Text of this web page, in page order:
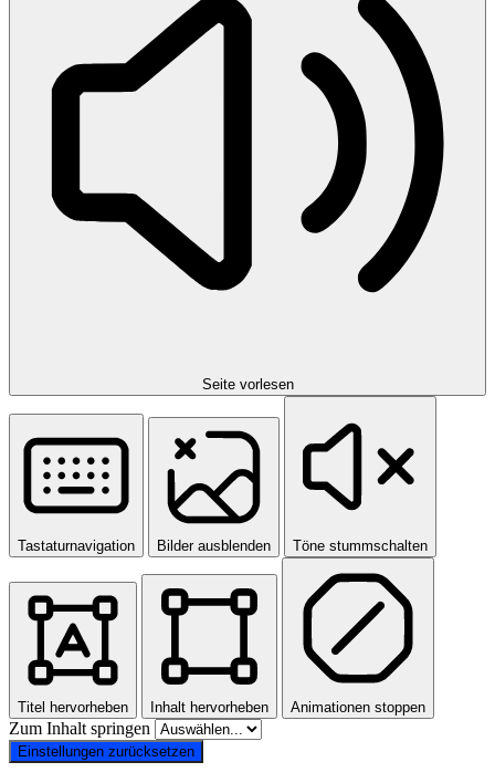
Seite vorlesen
Tastaturnavigation Bilder ausblenden Töne stummschalten
Titel hervorheben Inhalt hervorheben Animationen stoppen
Zum Inhalt springen
Einstellungen zurücksetzen